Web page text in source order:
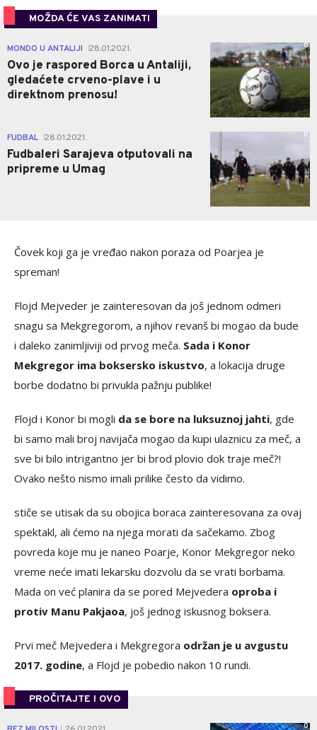
MOŽDA ĆE VAS ZANIMATI
MONDO U ANTALIJI 28.01.2021.
Ovo je raspored Borca u Antaliji,
gledaćete crveno-plave i u
direktnom prenosu!
0
FUDBAL 28.01.2021.
Fudbaleri Sarajeva otputovali na
pripreme u Umag
0
Čovek koji ga je vređao nakon poraza od Poarjea je
spreman!
Flojd Mejveder je zainteresovan da još jednom odmeri
snagu sa Mekgregorom, a njihov revanš bi mogao da bude
i daleko zanimljiviji od prvog meča. Sada i Konor
Mekgregor ima boksersko iskustvo, a lokacija druge
borbe dodatno bi privukla pažnju publike!
Flojd i Konor bi mogli da se bore na luksuznoj jahti, gde
bi samo mali broj navijača mogao da kupi ulaznicu za meč, a
sve bi bilo intrigantno jer bi brod plovio dok traje meč?!
Ovako nešto nismo imali prilike često da vidimo.
stiče se utisak da su obojica boraca zainteresovana za ovaj
spektakl, ali ćemo na njega morati da sačekamo. Zbog
povreda koje mu je naneo Poarje, Konor Mekgregor neko
vreme neće imati lekarsku dozvolu da se vrati borbama.
Mada on već planira da se pored Mejvedera oproba i
protiv Manu Pakjaoa, još jednog iskusnog boksera.
Prvi meč Mejvedera i Mekgregora održan je u avgustu
2017. godine, a Flojd je pobedio nakon 10 rundi.
PROČITAJTE I OVO
0